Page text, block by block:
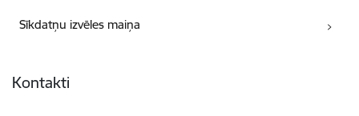
Sīkdatņu izvēles maiņa
Kontakti